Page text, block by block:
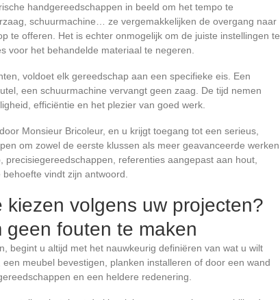
handgereedschappen in beeld om het tempo te
schuurmachine… ze vergemakkelijken de overgang naar
te offeren. Het is echter onmogelijk om de juiste instellingen te
voor het behandelde materiaal te negeren.
voldoet elk gereedschap aan een specifieke eis. Een
een schuurmachine vervangt geen zaag. De tijd nemen
efficiëntie en het plezier van goed werk.
Monsieur Bricoleur, en u krijgt toegang tot een serieus,
om zowel de eerste klussen als meer geavanceerde werken
referenties aangepast aan hout,
vindt zijn antwoord.
kiezen volgens uw projecten?
geen fouten te maken
begint u altijd met het nauwkeurig definiëren van wat u wilt
meubel bevestigen, planken installeren of door een wand
en een heldere redenering.